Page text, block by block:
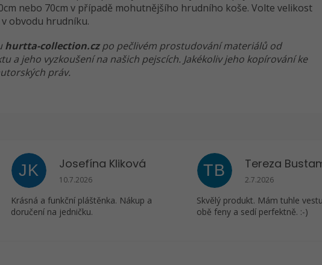
nebo 70cm v případě mohutnějšího hrudního koše. Volte velikost
obvodu hrudníku.
hurtta-collection.czpo pečlivém prostudování materiálů od
jeho vyzkoušení na našich pejscích. Jakékoliv jeho kopírování ke
práv.
JK Josefína Kliková
Hodnocení obchodu je 5 z 5 hvězdiček.
10.7.2026
Krásná a funkční pláštěnka. Nákup a
doručení na jedničku.
TB Tereza
Hodnocení
2.7.2026
Skvělý produkt. Mám tuhle
obě feny a sedí perfektně. :-)